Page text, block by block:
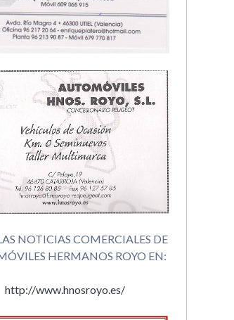
NOTICIAS COMERCIALES DE
HERMANOS ROYO EN:
http://www.hnosroyo.es/